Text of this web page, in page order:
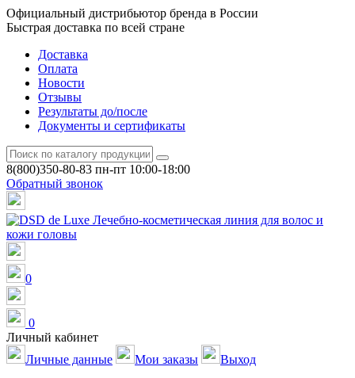
Официальный дистрибьютор бренда в России
Быстрая доставка по всей стране
Доставка
Оплата
Новости
Отзывы
Результаты до/после
Документы и сертификаты
8(800)350-80-83 пн-пт 10:00-18:00
Обратный звонок
0
0
Личный кабинет
Личные данные
Мои заказы
Выход